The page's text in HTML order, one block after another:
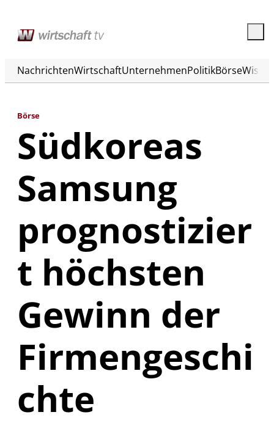
NachrichtenWirtschaftUnternehmenPolitikBörse
Börse
Südkoreas
Samsung
prognostizier
t höchsten
Gewinn der
Firmengeschi
chte